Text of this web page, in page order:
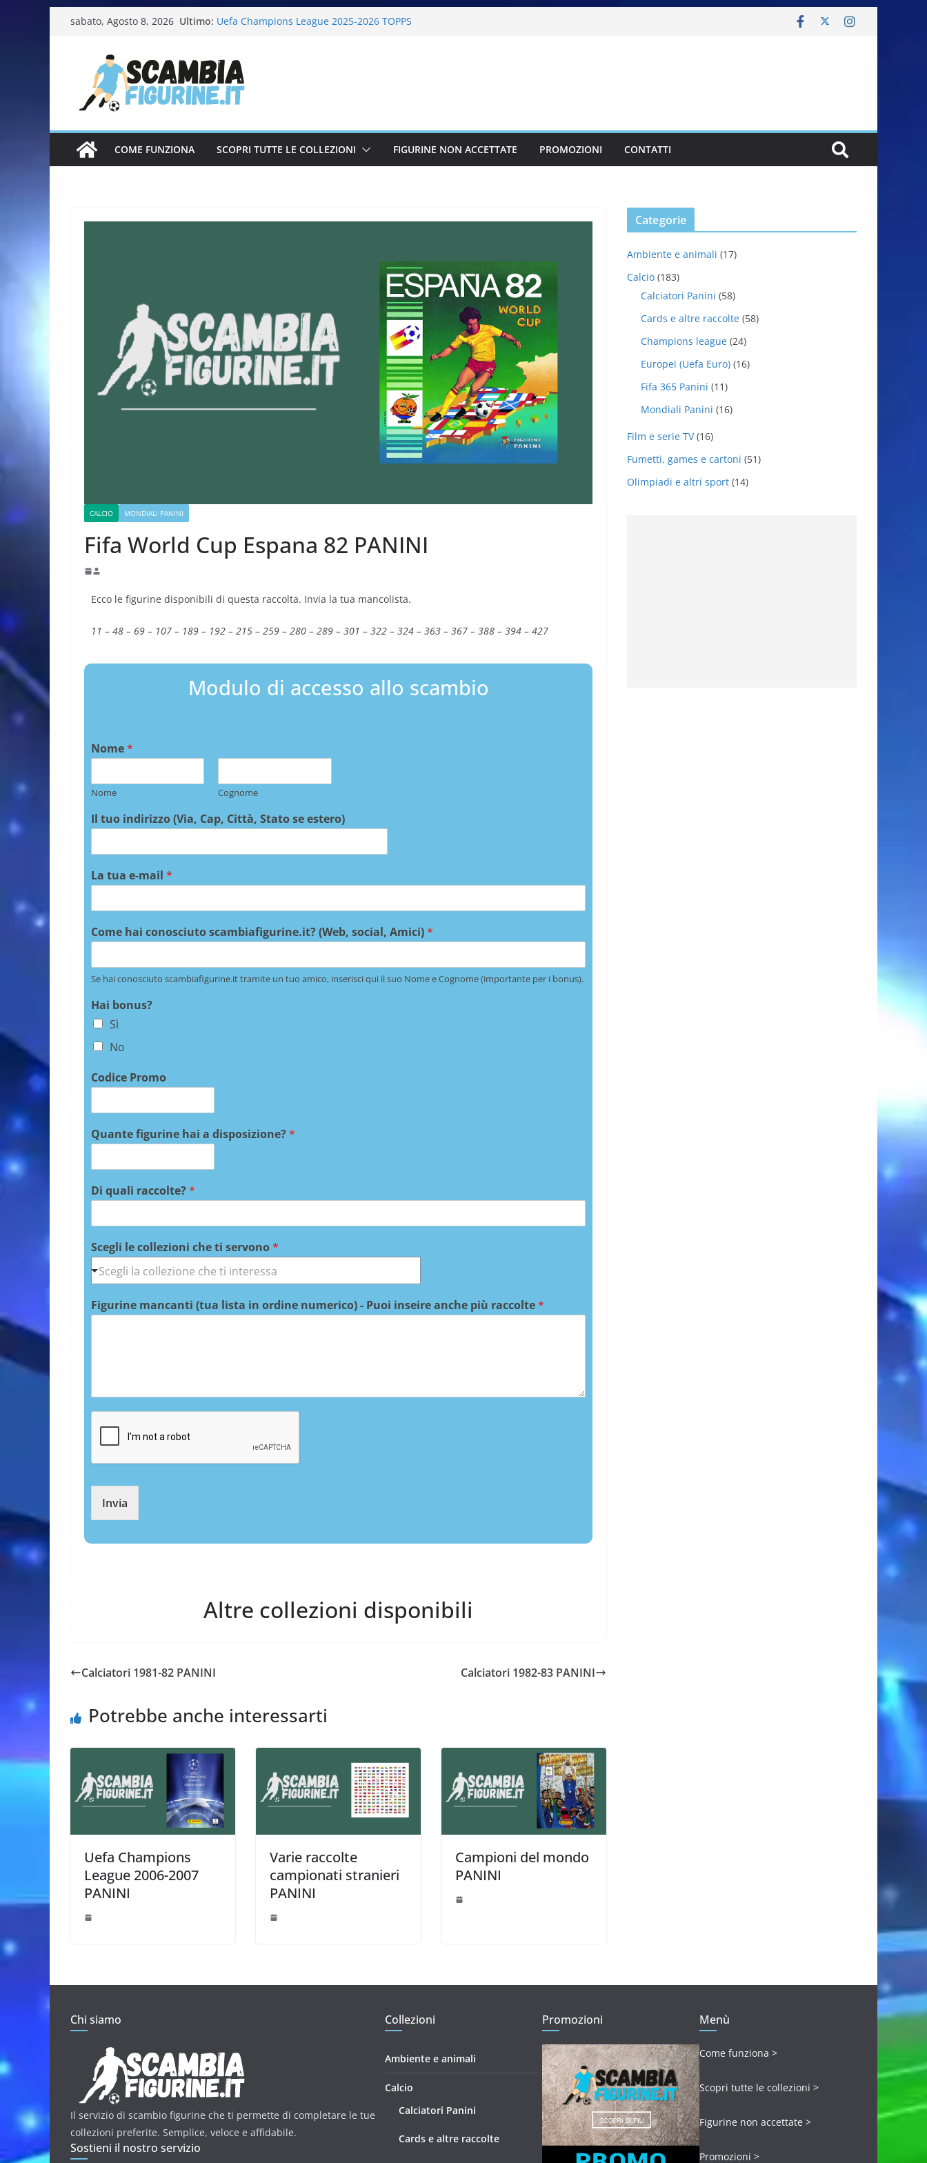
sabato, Agosto 8, 2026 Ultimo: Uefa Champions League 2025-2026 TOPPS
Calciatrici 2025-2026 PANINI
Calciatori Serie B BKT 2025-2026 PANINI
COME FUNZIONA SCOPRI TUTTE LE COLLEZIONI FIGURINE NON ACCETTATE PROMOZIONI CONTATTI
CALCIO MONDIALI PANINI
Fifa World Cup Espana 82 PANINI
Ecco le figurine disponibili di questa raccolta. Invia la tua mancolista.
11 – 48 – 69 – 107 – 189 – 192 – 215 – 259 – 280 – 289 – 301 – 322 – 324 – 363 – 367 – 388 – 394 – 427
Modulo di accesso allo scambio
Nome*
Nome Cognome
Il tuo indirizzo (Via, Cap, Città, Stato se estero)
La tua e-mail *
Come hai conosciuto scambiafigurine.it? (Web, social, Amici)*
Se hai conosciuto scambiafigurine.it tramite un tuo amico, inserisci qui il suo Nome e Cognome (importante per i bonus).
Hai bonus?
Sì
No
Codice Promo
Quante figurine hai a disposizione?*
Di quali raccolte?*
Scegli le collezioni che ti servono*
Figurine mancanti (tua lista in ordine numerico) - Puoi inseire anche più raccolte*
Invia
Altre collezioni disponibili
Calciatori 1981-82 PANINI Calciatori 1982-83 PANINI
Potrebbe anche interessarti
Uefa Champions
League 2006-2007
PANINI
Varie raccolte
campionati stranieri
PANINI
Campioni del mondo
PANINI
Categorie
Ambiente e animali (17)
Calcio (183)
Calciatori Panini (58)
Cards e altre raccolte (58)
Champions league (24)
Europei (Uefa Euro) (16)
Fifa 365 Panini (11)
Mondiali Panini (16)
Film e serie TV(16)
Fumetti, games e cartoni (51)
Olimpiadi e altri sport (14)
Chi siamo
Il servizio di scambio figurine che ti permette di completare le tue
collezioni preferite. Semplice, veloce e affidabile.
Sostieni il nostro servizio
Collezioni
Ambiente e animali
Calcio
Calciatori Panini
Cards e altre raccolte
Promozioni Menù
Come funziona >
Scopri tutte le collezioni >
Figurine non accettate >
Promozioni >